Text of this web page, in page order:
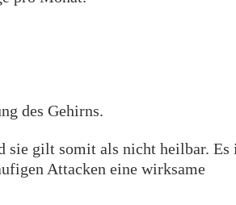
des Gehirns.
sie gilt somit als nicht heilbar. Es
Attacken eine wirksame